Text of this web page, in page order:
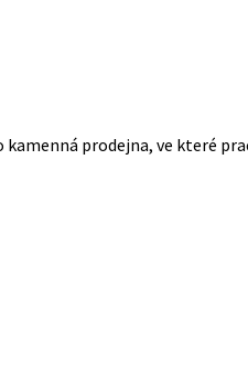
prodejna, ve které